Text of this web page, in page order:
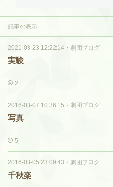
記事の表示
2021-03-23 12:22:14 ・ 劇団ブログ
実験
2
2016-03-07 10:36:15 ・ 劇団ブログ
写真
5
2016-03-05 23:09:43 ・ 劇団ブログ
千秋楽